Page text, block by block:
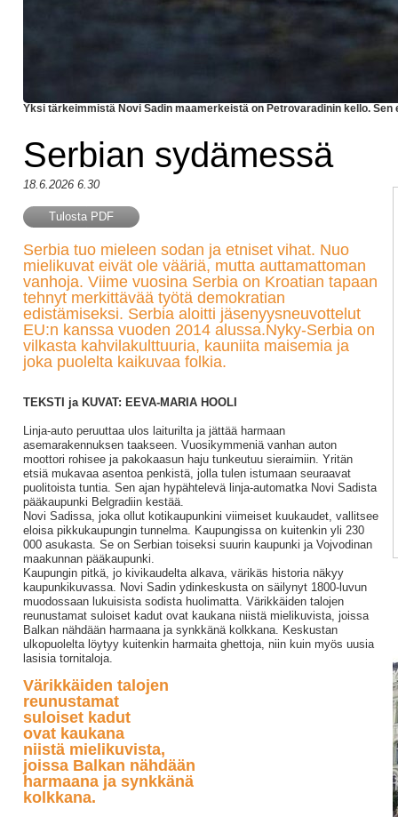
Yksi tärkeimmistä Novi Sadin maamerkeistä on Petrovaradinin kello.
Serbian sydämessä
18.6.2026 6.30
Tulosta PDF
Serbia tuo mieleen sodan ja etniset vihat. Nuo
mielikuvat eivät ole vääriä, mutta auttamattoman
vanhoja. Viime vuosina Serbia on Kroatian tapaan
tehnyt merkittävää työtä demokratian
edistämiseksi. Serbia aloitti jäsenyysneuvottelut
EU:n kanssa vuoden 2014 alussa.Nyky-Serbia on
vilkasta kahvilakulttuuria, kauniita maisemia ja
joka puolelta kaikuvaa folkia.
TEKSTI ja KUVAT: EEVA-MARIA HOOLI
Linja-auto peruuttaa ulos laiturilta ja jättää harmaan
asemarakennuksen taakseen. Vuosikymmeniä vanhan auton
moottori rohisee ja pakokaasun haju tunkeutuu sieraimiin. Yritän
etsiä mukavaa asentoa penkistä, jolla tulen istumaan seuraavat
puolitoista tuntia. Sen ajan hypähtelevä linja-automatka Novi Sadista
pääkaupunki Belgradiin kestää.
Novi Sadissa, joka ollut kotikaupunkini viimeiset kuukaudet, vallitsee
eloisa pikkukaupungin tunnelma. Kaupungissa on kuitenkin yli 230
000 asukasta. Se on Serbian toiseksi suurin kaupunki ja Vojvodinan
maakunnan pääkaupunki.
Kaupungin pitkä, jo kivikaudelta alkava, värikäs historia näkyy
kaupunkikuvassa. Novi Sadin ydinkeskusta on säilynyt 1800-luvun
muodossaan lukuisista sodista huolimatta. Värikkäiden talojen
reunustamat suloiset kadut ovat kaukana niistä mielikuvista, joissa
Balkan nähdään harmaana ja synkkänä kolkkana. Keskustan
ulkopuolelta löytyy kuitenkin harmaita ghettoja, niin kuin myös uusia
lasisia tornitaloja.
Värikkäiden talojen
reunustamat
suloiset kadut
ovat kaukana
niistä mielikuvista,
joissa Balkan nähdään
harmaana ja synkkänä
kolkkana.